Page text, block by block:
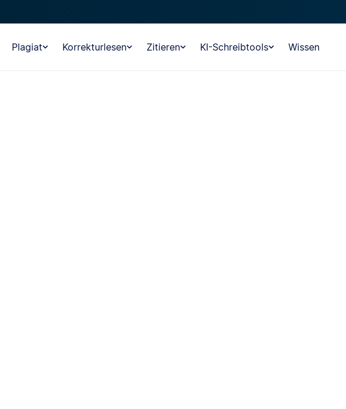
Plagiat Korrekturlesen Zitieren KI-Schreibtools Wissen